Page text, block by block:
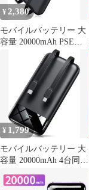
¥ 2,380
モバイルバッテリー 大
容量 20000mAh PSE認
証済・超薄モデル 急速
¥ 1,799
モバイルバッテリー 大
容量 20000mAh 4台同時